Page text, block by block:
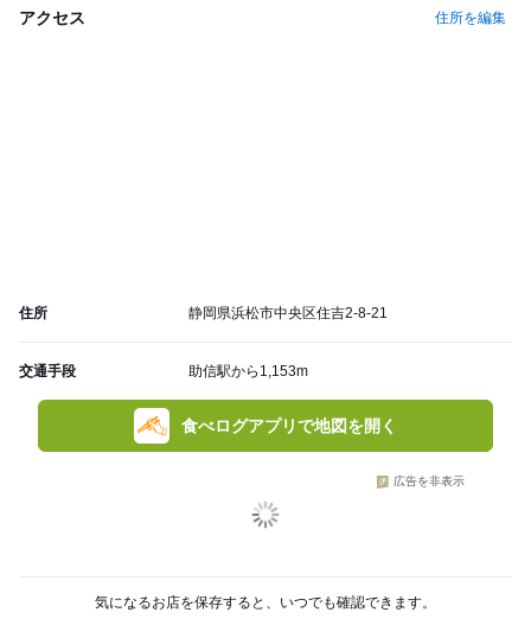
アクセス 住所を編集
住所 静岡県浜松市中央区住吉2-8-21
交通手段 助信駅から1,153m
食べログアプリで地図を開く
広告を非表示
気になるお店を保存すると、いつでも確認できます。